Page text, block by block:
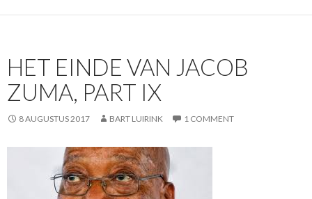
HET EINDE VAN JACOB
ZUMA, PART IX
8 AUGUSTUS 2017 BART LUIRINK 1 COMMENT